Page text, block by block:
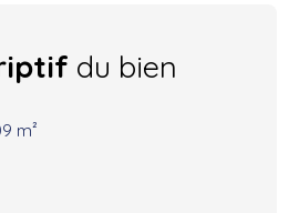
du bien
m²